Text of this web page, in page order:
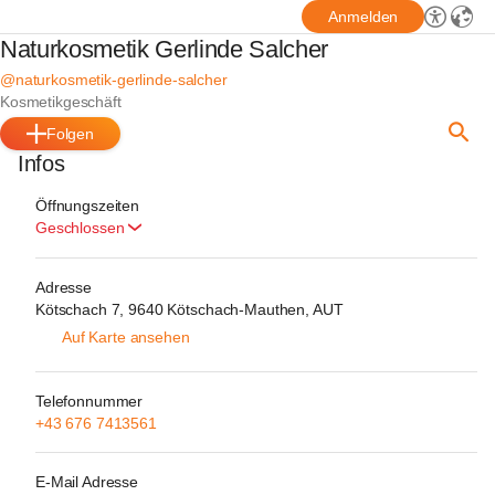
Anmelden
Naturkosmetik Gerlinde Salcher
@naturkosmetik-gerlinde-salcher
Kosmetikgeschäft
Folgen
Infos
Öffnungszeiten
Geschlossen
Adresse
Kötschach 7, 9640 Kötschach-Mauthen, AUT
Auf Karte ansehen
Telefonnummer
+43 676 7413561
E-Mail Adresse